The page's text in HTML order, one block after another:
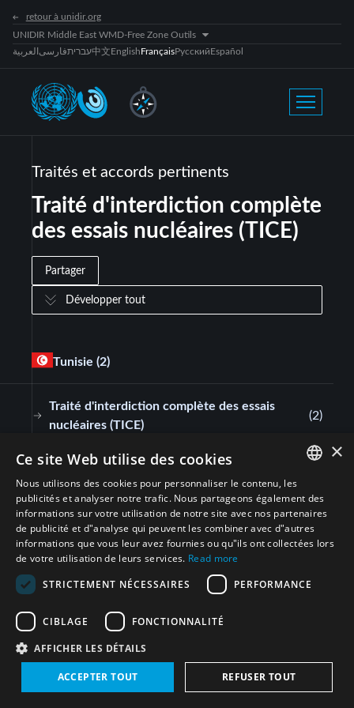
retour à unidir.org
UNIDIR Middle East WMD-Free Zone Outils
العربية فارسیעברית中文EnglishFrançaisРусскийEspañol
Traités et accords pertinents
Traité d'interdiction complète
des essais nucléaires (TICE)
Partager
Développer tout
Tunisie (2)
Traité d'interdiction complète des essais
nucléaires (TICE)
(2)
Traité d'interdiction complète des essais
nucléaires (TICE)
Royaume-Uni de Grande-Bretagne et d'Irlande
Traité d'interdiction complète des essais
ENGLISH
ARABIC
PERSIAN
×
Ce site Web utilise des cookies
Nous utilisons des cookies pour personnaliser le contenu, les
publicités et analyser notre trafic. Nous partageons également des
informations sur votre utilisation de notre site avec nos partenaires
de publicité et d"analyse qui peuvent les combiner avec d"autres
informations que vous leur avez fournies ou qu"ils ont collectées lors
de votre utilisation de leurs services. Read more
STRICTEMENT NÉCESSAIRES
PERFORMANCE
CIBLAGE FONCTIONNALITÉ
AFFICHER LES DÉTAILS
ACCEPTER TOUT REFUSER TOUT